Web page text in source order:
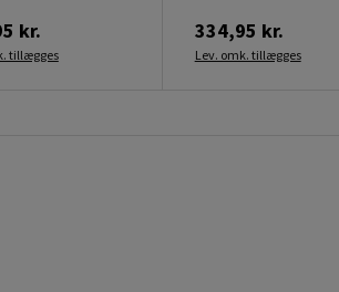
kr.
tillægges
334,95 kr.
Lev. omk. tillægges